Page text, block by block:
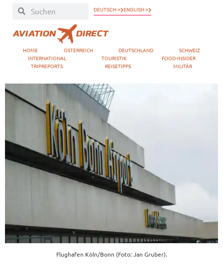
DEUTSCH » ENGLISH »
HOME ÖSTERREICH DEUTSCHLAND
SCHWEIZ
INTERNATIONAL
TOURISTIK
FOOD-INSIDER
TRIPREPORTS
REISETIPPS MILITÄR
Flughafen Köln/Bonn (Foto: Jan Gruber).